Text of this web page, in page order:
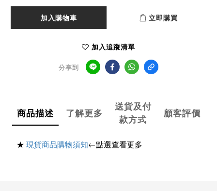
加入購物車 立即購買
加入追蹤清單
分享到
商品描述 了解更多
送貨及付
款方式
顧客評價
★ 現貨商品購物須知←點選查看更多